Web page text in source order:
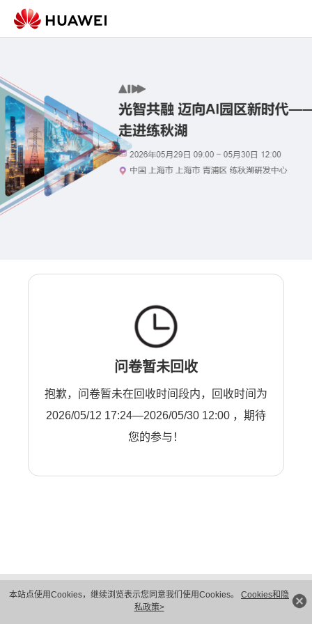
本站点使用Cookies，继续浏览表示您同意我们使用Cookies。 Cookies和隐
私政策>
问卷暂未回收
抱歉，问卷暂未在回收时间段内，回收时间为
2026/05/12 17:24—2026/05/30 12:00 ，期待
您的参与！
隐私保护
法律声明